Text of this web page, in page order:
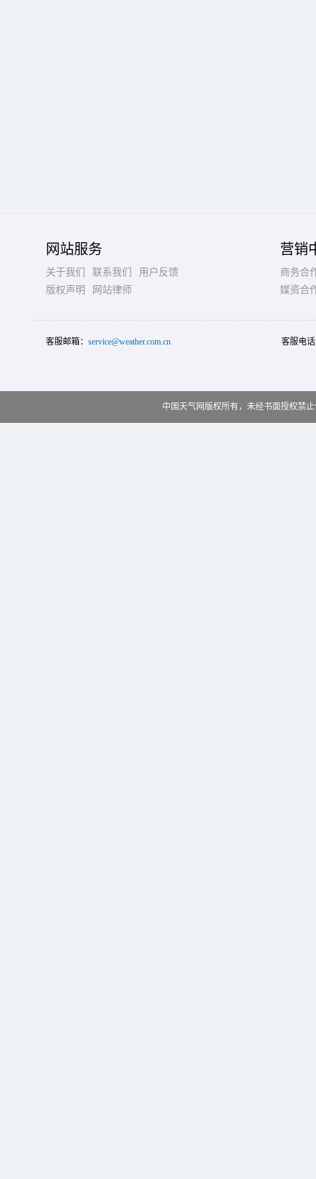
网站服务
关于我们 联系我们
用户反馈
版权声明
网站律师
营销
商务合
媒资合
客服邮箱： service@weather.com.cn 客服电
中国天气网版权所有，未经书面授权